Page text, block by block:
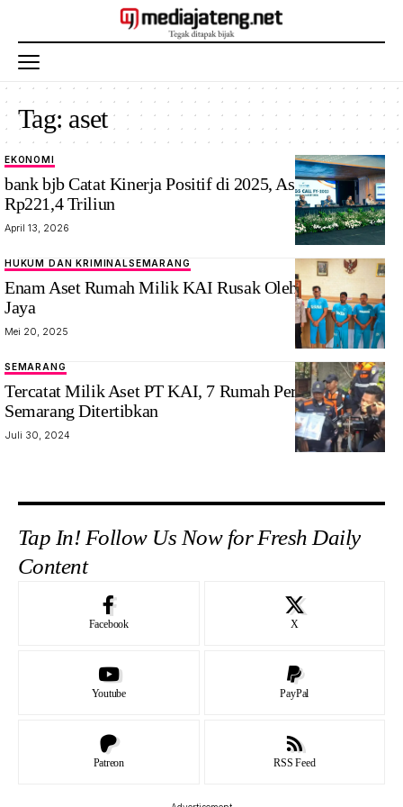
Tag: aset
EKONOMI
bank bjb Catat Kinerja Positif di 2025, Aset Tembus
Rp221,4 Triliun
April 13, 2026
HUKUM DAN KRIMINALSEMARANG
Enam Aset Rumah Milik KAI Rusak Oleh Ulah GRIB
Jaya
Mei 20, 2025
SEMARANG
Tercatat Milik Aset PT KAI, 7 Rumah Perusahaan di
Semarang Ditertibkan
Juli 30, 2024
Tap In! Follow Us Now for Fresh Daily
Content
Facebook X
Youtube PayPal
Patreon RSS Feed